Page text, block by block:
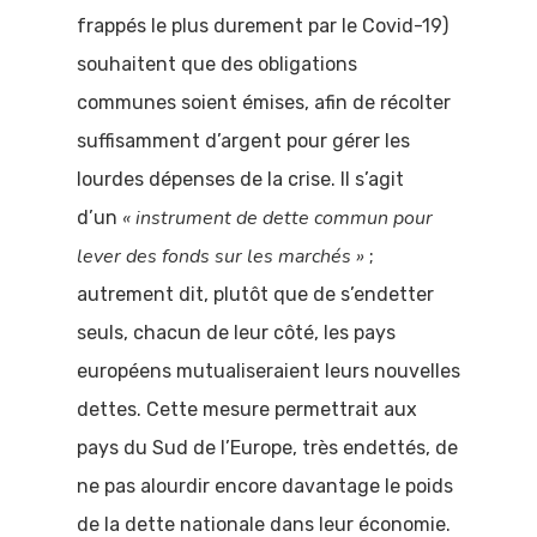
frappés le plus durement par le Covid-19)
souhaitent que des obligations
communes soient émises, afin de récolter
suffisamment d’argent pour gérer les
lourdes dépenses de la crise. Il s’agit
d’un « instrument de dette commun pour
lever des fonds sur les marchés » ;
autrement dit, plutôt que de s’endetter
seuls, chacun de leur côté, les pays
européens mutualiseraient leurs nouvelles
dettes. Cette mesure permettrait aux
pays du Sud de l’Europe, très endettés, de
ne pas alourdir encore davantage le poids
de la dette nationale dans leur économie.